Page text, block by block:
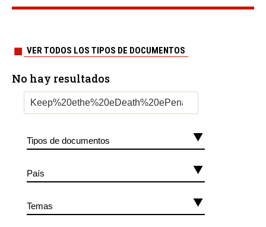
VER TODOS LOS TIPOS DE DOCUMENTOS
No hay resultados